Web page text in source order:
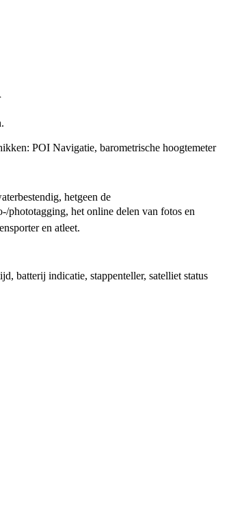
POI Navigatie, barometrische hoogtemeter
hetgeen de
het online delen van fotos en
en atleet.
batterij indicatie, stappenteller, satelliet status